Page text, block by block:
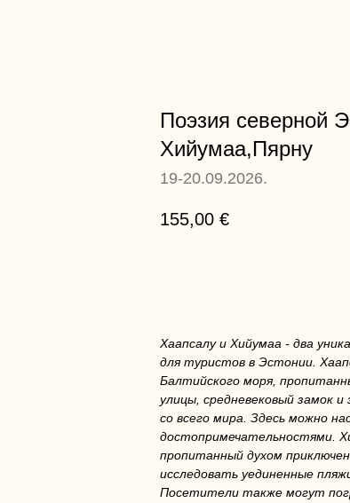
Поэзия северной
Хийумаа,Пярну
19-20.09.2026.
155,00 €
Хаапсалу и Хийумаа - два
для туристов в Эстонии.
Балтийского моря,
улицы, средневековый замок
со всего мира. Здесь можно
достопримечательностями.
пропитанный духом
исследовать уединенные
Посетители также могут